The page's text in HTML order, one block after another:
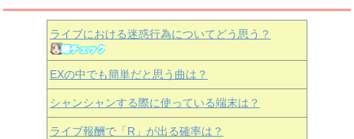
ライブにおける迷惑行為についてどう思う？
EXの中でも簡単だと思う曲は？
シャンシャンする際に使っている端末は？
ライブ報酬で「R」が出る確率は？